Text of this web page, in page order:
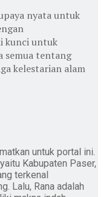
nyata untuk
kunci untuk
semua tentang
kelestarian alam
untuk portal ini.
Kabupaten Paser,
terkenal
Lalu, Rana adalah